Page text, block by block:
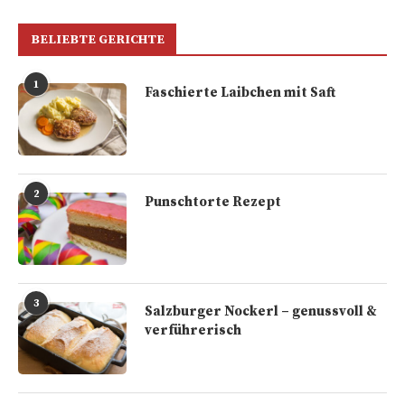
BELIEBTE GERICHTE
1 Faschierte Laibchen mit Saft
2 Punschtorte Rezept
3
Salzburger Nockerl – genussvoll &
verführerisch